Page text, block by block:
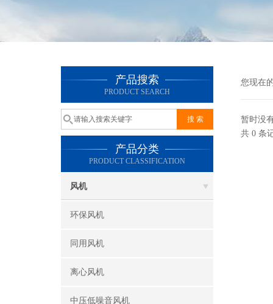
产品搜索
PRODUCT SEARCH
产品分类
PRODUCT CLASSIFICATION
风机
环保风机
同用风机
离心风机
中压低噪音风机
您现在
暂时没
共 0 条